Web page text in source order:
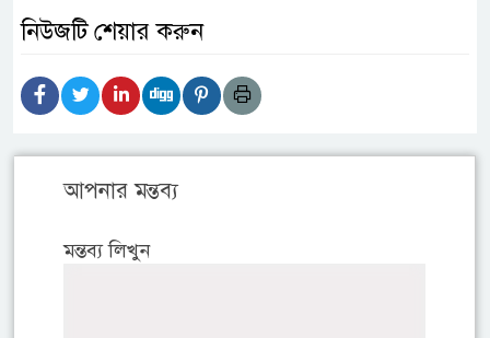
নিউজটি শেয়ার করুন
আপনার মন্তব্য
মন্তব্য লিখুন